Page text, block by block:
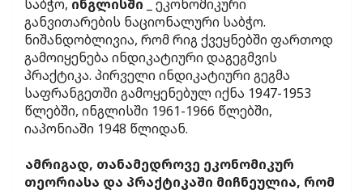
საბჭო, ინგლისში _ ეკონომიკური
განვითარების ნაციონალური საბჭო.
ნიშანდობლივია, რომ რიგ ქვეყნებში ფართოდ
გამოიყენება ინდიკატიური დაგეგმვის
პრაქტიკა. პირველი ინდიკატიური გეგმა
საფრანგეთში გამოყენებულ იქნა 1947-1953
წლებში, ინგლისში 1961-1966 წლებში,
იაპონიაში 1948 წლიდან.
ამრიგად, თანამედროვე ეკონომიკურ
თეორიასა და პრაქტიკაში მიჩნეულია, რომ